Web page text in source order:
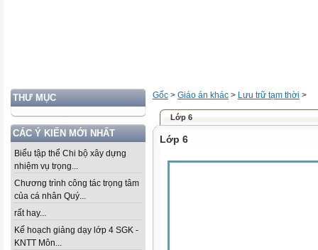
THƯ MỤC
CÁC Ý KIẾN MỚI NHẤT
Biểu tập thể Chi bộ xây dựng
nhiệm vụ trọng...
Chương trình công tác trọng tâm
của cá nhân Quý...
rất hay...
Kế hoạch giảng dạy lớp 4 SGK -
KNTT Môn...
Gốc > Giáo án khác > Lưu trữ tạm thời >
Lớp 6
Lớp 6